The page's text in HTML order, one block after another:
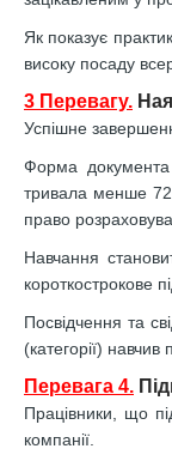
Як показує
високу посаду
3 Перевагу.
Успішне
Форма документа
тривала менше 72
право
Навчання
короткострокове
Посвідчення та
(категорії)
Перевага 4.
Працівники, що
компанії.